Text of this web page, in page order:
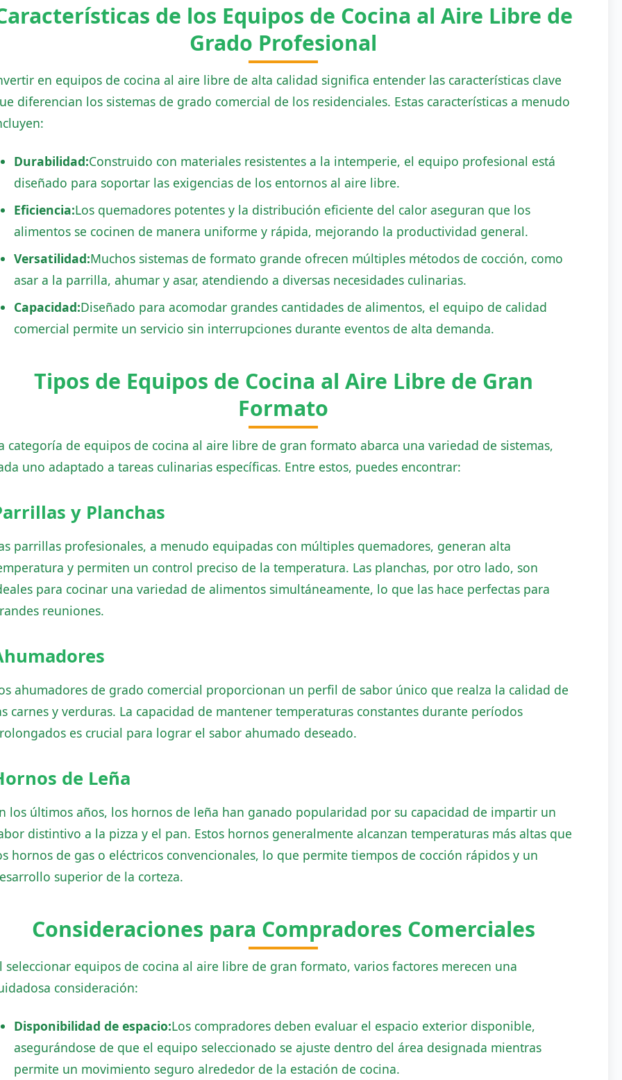
de los Equipos de Cocina al Aire Libre de
Grado Profesional
en equipos de cocina al aire libre de alta calidad significa entender las características clave
diferencian los sistemas de grado comercial de los residenciales. Estas características a menudo
Durabilidad:Construido con materiales resistentes a la intemperie, el equipo profesional está
diseñado para soportar las exigencias de los entornos al aire libre.
Eficiencia:Los quemadores potentes y la distribución eficiente del calor aseguran que los
alimentos se cocinen de manera uniforme y rápida, mejorando la productividad general.
Versatilidad:Muchos sistemas de formato grande ofrecen múltiples métodos de cocción, como
asar a la parrilla, ahumar y asar, atendiendo a diversas necesidades culinarias.
Capacidad:Diseñado para acomodar grandes cantidades de alimentos, el equipo de calidad
comercial permite un servicio sin interrupciones durante eventos de alta demanda.
Tipos de Equipos de Cocina al Aire Libre de Gran
Formato
categoría de equipos de cocina al aire libre de gran formato abarca una variedad de sistemas,
uno adaptado a tareas culinarias específicas. Entre estos, puedes encontrar:
y Planchas
parrillas profesionales, a menudo equipadas con múltiples quemadores, generan alta
y permiten un control preciso de la temperatura. Las planchas, por otro lado, son
para cocinar una variedad de alimentos simultáneamente, lo que las hace perfectas para
reuniones.
ahumadores de grado comercial proporcionan un perfil de sabor único que realza la calidad de
carnes y verduras. La capacidad de mantener temperaturas constantes durante períodos
es crucial para lograr el sabor ahumado deseado.
de Leña
los últimos años, los hornos de leña han ganado popularidad por su capacidad de impartir un
distintivo a la pizza y el pan. Estos hornos generalmente alcanzan temperaturas más altas que
hornos de gas o eléctricos convencionales, lo que permite tiempos de cocción rápidos y un
superior de la corteza.
Consideraciones para Compradores Comerciales
seleccionar equipos de cocina al aire libre de gran formato, varios factores merecen una
consideración:
Disponibilidad de espacio:Los compradores deben evaluar el espacio exterior disponible,
asegurándose de que el equipo seleccionado se ajuste dentro del área designada mientras
permite un movimiento seguro alrededor de la estación de cocina.